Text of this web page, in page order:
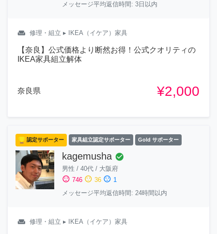
メッセージ平均返信時間: 3日以内
weekend 修理・組立 ▸ IKEA（イケア）家具
【奈良】公式価格より断然お得！公式クオリティの
IKEA家具組立解体
奈良県 ¥2,000
認定サポーター 家具組立認定サポーター Gold サポーター
kagemusha check_circle
男性 / 40代 / 大阪府
sentiment_satisfied 746 sentiment_neutral 36 sentiment_dissatisfied 1
メッセージ平均返信時間: 24時間以内
weekend 修理・組立 ▸ IKEA（イケア）家具